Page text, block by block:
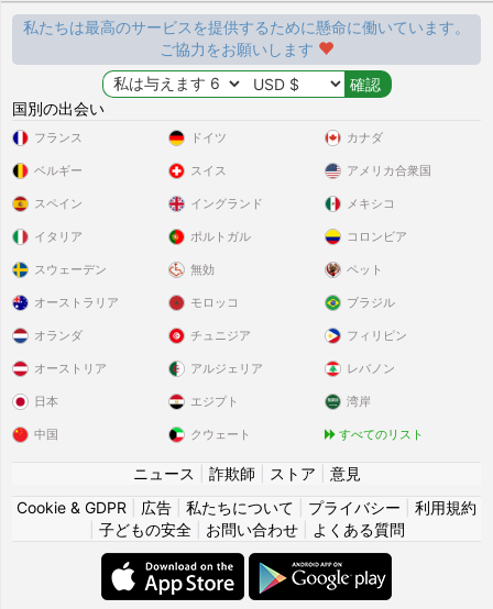
私たちは最高のサービスを提供するために懸命に働いています。
ご協力をお願いします
国別の出会い
フランス
ベルギー
スペイン
イタリア
スウェーデン
ドイツ
スイス
イングランド
ポルトガル
無効
カナダ
アメリカ合衆国
メキシコ
コロンビア
ペット
オーストラリア
オランダ
オーストリア
日本
中国
モロッコ
チュニジア
アルジェリア
エジプト
クウェート
ブラジル
フィリピン
レバノン
湾岸
すべてのリスト
ニュース 詐欺師 ストア
意見
Cookie & GDPR
広告 私たちについて プライバシー
利用規約
子どもの安全| お問い合わせ| よくある質問